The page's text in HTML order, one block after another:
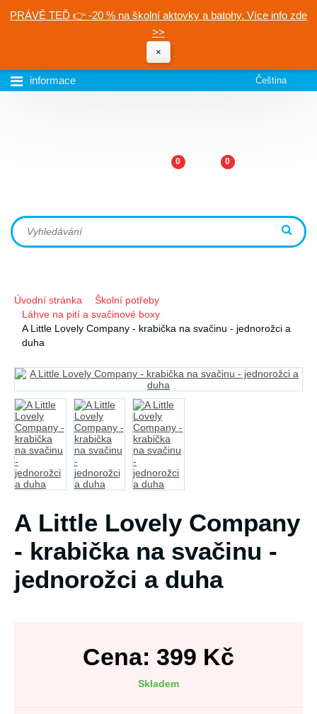
PRÁVĚ TEĎ 👉 -20 % na školní aktovky a batohy. Více info zde
>>
×
informace Čeština
0 0
Úvodní stránka
Školní potřeby
Láhve na pití a svačinové boxy
A Little Lovely Company - krabička na svačinu - jednorožci a
duha
A Little Lovely Company
- krabička na svačinu -
jednorožci a duha
Cena: 399 Kč
Skladem